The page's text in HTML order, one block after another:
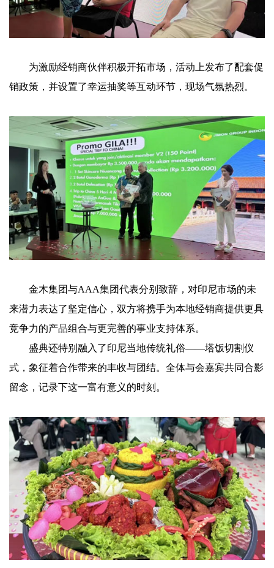
为激励经销商伙伴积极开拓市场，活动上发布了配套促
销政策，并设置了幸运抽奖等互动环节，现场气氛热烈。
金木集团与AAA集团代表分别致辞，对印尼市场的未
来潜力表达了坚定信心，双方将携手为本地经销商提供更具
竞争力的产品组合与更完善的事业支持体系。
盛典还特别融入了印尼当地传统礼俗——塔饭切割仪
式，象征着合作带来的丰收与团结。全体与会嘉宾共同合影
留念，记录下这一富有意义的时刻。